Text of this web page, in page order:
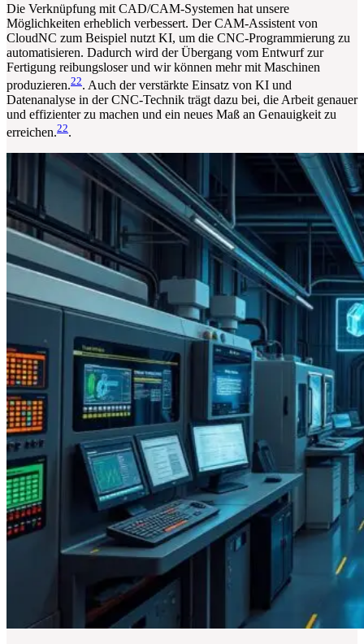
Die Verknüpfung mit CAD/CAM-Systemen hat unsere
Möglichkeiten erheblich verbessert. Der CAM-Assistent von
CloudNC zum Beispiel nutzt KI, um die CNC-Programmierung zu
automatisieren. Dadurch wird der Übergang vom Entwurf zur
Fertigung reibungsloser und wir können mehr mit Maschinen
produzieren.22. Auch der verstärkte Einsatz von KI und
Datenanalyse in der CNC-Technik trägt dazu bei, die Arbeit genauer
und effizienter zu machen und ein neues Maß an Genauigkeit zu
erreichen.22.